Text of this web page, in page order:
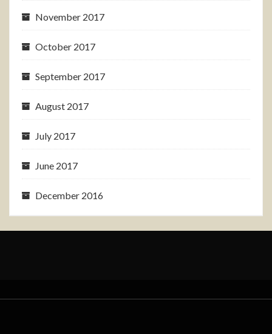
November 2017
October 2017
September 2017
August 2017
July 2017
June 2017
December 2016